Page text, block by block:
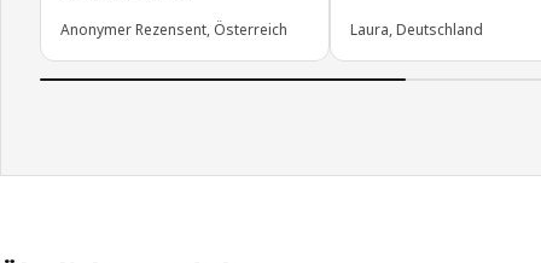
Anonymer Rezensent, Österreich Laura, Deutschland